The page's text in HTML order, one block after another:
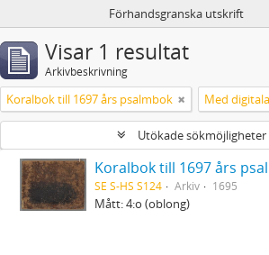
Förhandsgranska utskrift
Visar 1 resultat
Arkivbeskrivning
Koralbok till 1697 års psalmbok Med
Utökade sökmöjligheter
Koralbok till 1697 års
SE S-HS S124 Arkiv 1695
Mått: 4:o (oblong)